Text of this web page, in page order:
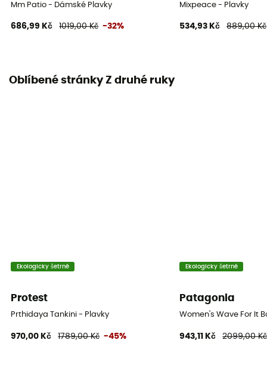
Mm Patio - Dámské Plavky
686,99 Kč 1019,00 Kč -32%
Mixpeace - Plavky
534,93 Kč 889,00 Kč
Oblíbené stránky Z druhé ruky
Ekologicky šetrné
Protest
Prthidaya Tankini - Plavky
970,00 Kč 1789,00 Kč -45%
Ekologicky šetrné
Patagonia
Women's Wave For It
943,11 Kč 2099,00 Kč